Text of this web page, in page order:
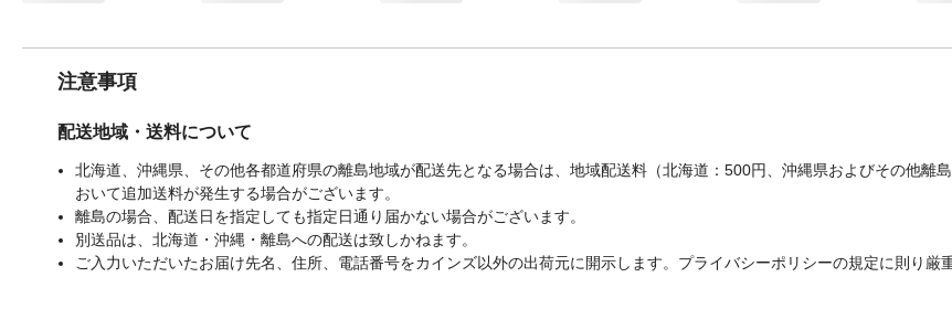
注意事項
配送地域・送料について
北海道、沖縄県、その他各都道府県の離島地域が配送先となる場合は、地域配送料（北海道：500円、沖縄県およびその他離
おいて追加送料が発生する場合がございます。
離島の場合、配送日を指定しても指定日通り届かない場合がございます。
別送品は、北海道・沖縄・離島への配送は致しかねます。
ご入力いただいたお届け先名、住所、電話番号をカインズ以外の出荷元に開示します。プライバシーポリシーの規定に則り厳